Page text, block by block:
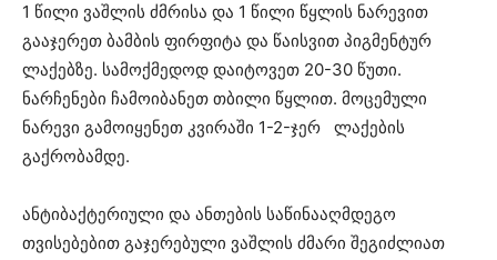
1 წილი ვაშლის ძმრისა და 1 წილი წყლის ნარევით
გააჯერეთ ბამბის ფირფიტა და წაისვით პიგმენტურ
ლაქებზე. სამოქმედოდ დაიტოვეთ 20-30 წუთი.
ნარჩენები ჩამოიბანეთ თბილი წყლით. მოცემული
ნარევი გამოიყენეთ კვირაში 1-2-ჯერ ლაქების
გაქრობამდე.
ანტიბაქტერიული და ანთების საწინააღმდეგო
თვისებებით გაჯერებული ვაშლის ძმარი შეგიძლიათ